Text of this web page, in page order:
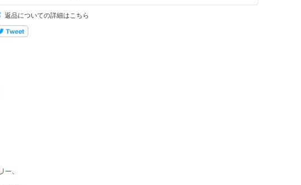
返品についての詳細はこちら